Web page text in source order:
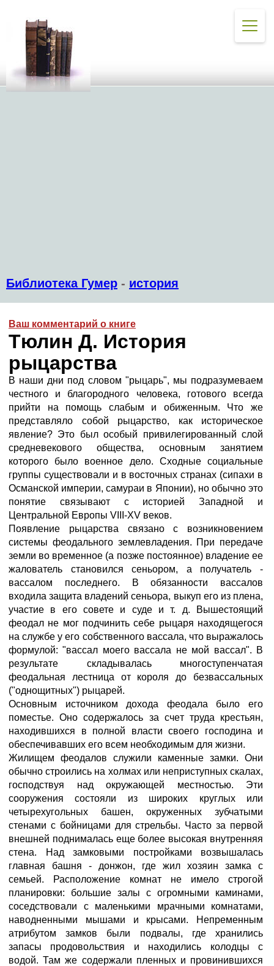
Библиотека Гумер - история
Ваш комментарий о книге
Тюлин Д. История
рыцарства
В наши дни под словом "рыцарь", мы подразумеваем
честного и благородного человека, готового всегда
прийти на помощь слабым и обиженным. Что же
представляло собой рыцарство, как историческое
явление? Это был особый привилегированный слой
средневекового общества, основным занятием
которого было военное дело. Сходные социальные
группы существовали и в восточных странах (сипахи в
Османской империи, самураи в Японии), но обычно это
понятие связывают с историей Западной и
Центральной Европы VIII-XV веков.
Появление рыцарства связано с возникновением
системы феодального землевладения. При передаче
земли во временное (а позже постоянное) владение ее
жалователь становился сеньором, а получатель -
вассалом последнего. В обязанности вассалов
входила защита владений сеньора, выкуп его из плена,
участие в его совете и суде и т. д. Вышестоящий
феодал не мог подчинить себе рыцаря находящегося
на службе у его собственного вассала, что выражалось
формулой: "вассал моего вассала не мой вассал". В
результате складывалась многоступенчатая
феодальная лестница от короля до безвассальных
("однощитных") рыцарей.
Основным источником дохода феодала было его
поместье. Оно содержалось за счeт труда крестьян,
находившихся в полной власти своего господина и
обеспечивавших его всем необходимым для жизни.
Жилищем феодалов служили каменные замки. Они
обычно строились на холмах или неприступных скалах,
господствуя над окружающей местностью. Эти
сооружения состояли из широких круглых или
четырехугольных башен, окружeнных зубчатыми
стенами с бойницами для стрельбы. Часто за первой
внешней поднималась ещe более высокая внутренняя
стена. Над замковыми постройками возвышалась
главная башня - донжон, где жил хозяин замка с
семьeй. Расположение комнат не имело строгой
планировки: большие залы с огромными каминами,
соседствовали с маленькими мрачными комнатами,
наводнeнными мышами и крысами. Непременным
атрибутом замков были подвалы, где хранились
запасы продовольствия и находились колодцы с
водой. Там же содержали пленных и провинившихся